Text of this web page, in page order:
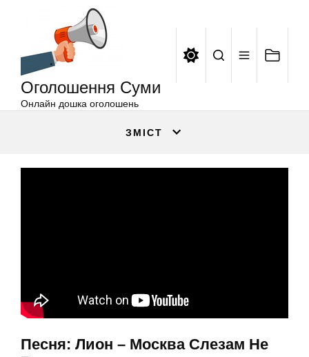
Оголошення Суми
Онлайн дошка оголошень
ЗМІСТ
Песня: Лион – Москва Слезам Не